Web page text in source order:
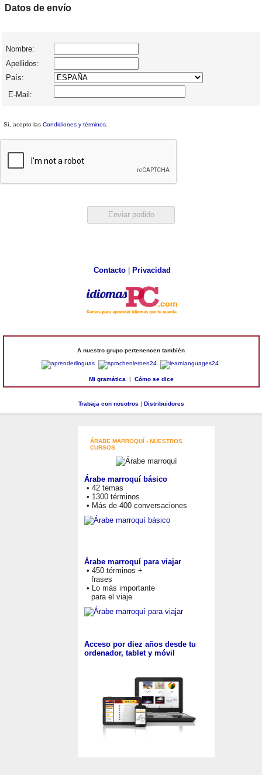
Datos de envío
Nombre:
Apellidos:
País:
E-Mail:
Sí, acepto las Condidiones y términos
Contacto| Privacidad
A nuestro grupo pertenencen también
Mi gramática | Cómo se dice
Trabaja con nosotros | Distribuidores
ÁRABE MARROQUÍ - NUESTROS
CURSOS
Árabe marroquí básico
• 42 temas
• 1300 términos
• Más de 400 conversaciones
Árabe marroquí para viajar
• 450 términos +
frases
• Lo más importante
para el viaje
Acceso por diez años desde tu
ordenador, tablet y móvil